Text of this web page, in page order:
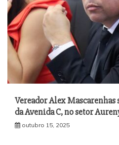
Vereador Alex
da Avenida C, no setor
outubro 15, 2025